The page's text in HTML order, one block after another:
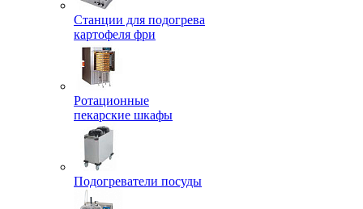
Станции для подогрева
картофеля фри
Ротационные
пекарские шкафы
Подогреватели посуды